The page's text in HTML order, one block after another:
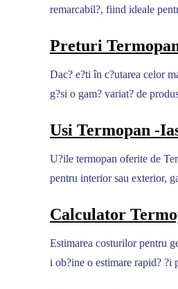
remarcabil?, fiind ideale
Preturi
Dac? e?ti în c?utarea celor
g?si o gam? variat? de
Usi Termopan -
U?ile termopan oferite de
pentru interior sau exterior,
Calculator
Estimarea costurilor pentru
i ob?ine o estimare rapid? ?i